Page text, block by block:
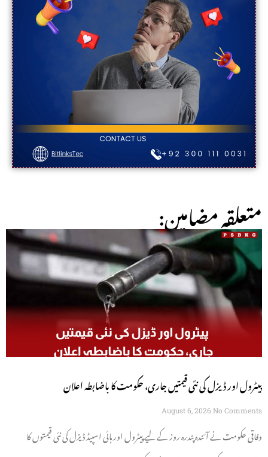
:متعلقہ مضامین
پیٹرول اور ڈیزل کی نئی قیمتیں جاری، حکومت کا باضابطہ اعلان
August 6, 2026 No Comments
وفاقی حکومت نے آئندہ پندرہ روز کے لیے پیٹرول اور ہائی اسپیڈ ڈیزل کی نئی قیمتوں کا